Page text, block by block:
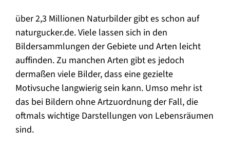
über 2,3 Millionen Naturbilder gibt es schon auf
naturgucker.de. Viele lassen sich in den
Bildersammlungen der Gebiete und Arten leicht
auffinden. Zu manchen Arten gibt es jedoch
dermaßen viele Bilder, dass eine gezielte
Motivsuche langwierig sein kann. Umso mehr ist
das bei Bildern ohne Artzuordnung der Fall, die
oftmals wichtige Darstellungen von Lebensräumen
sind.